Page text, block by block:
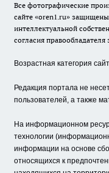
Все фотографические
сайте «oren1.ru»
интеллектуальной
согласия
Возрастная категория
Редакция портала не
пользователей, а также
На информационном
технологии
информации на основе
относящихся к